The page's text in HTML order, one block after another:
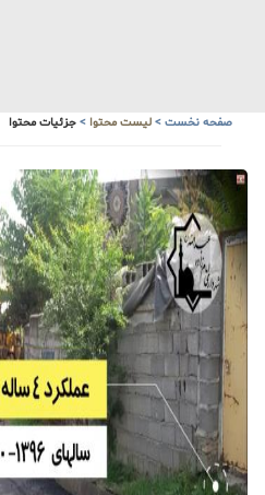
صفحه نخست>لیست محتوا>جزئیات محتوا